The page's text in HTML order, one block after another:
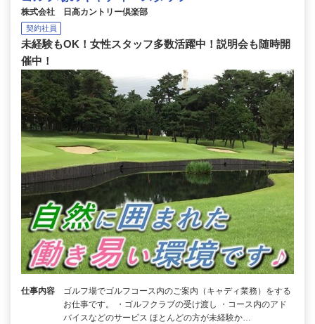
株式会社 日高カントリー倶楽部
契約社員
未経験もOK！女性スタッフ多数活躍中！説明会も随時開
催中！
仕事内容
ゴルフ場でゴルフコース内のご案内（キャディ業務）をする
お仕事です。 ・ゴルフクラブの受け渡し ・コース内のアド
バイスなどのサービス ほとんどの方が未経験か…